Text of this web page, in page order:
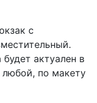
с
актуален в
по макету